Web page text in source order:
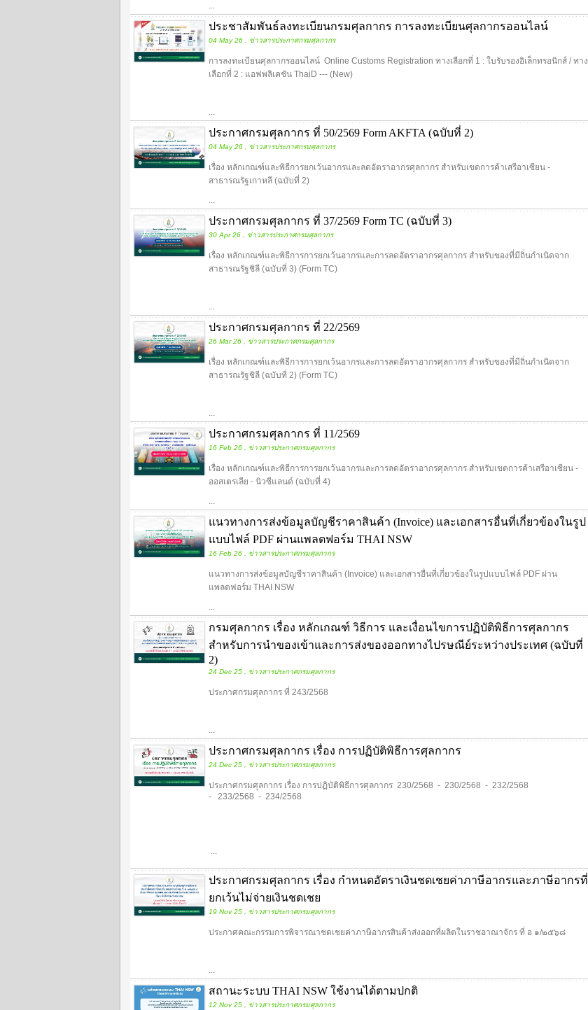
...
ประชาสัมพันธ์ลงทะเบียนกรมศุลกากร การลงทะเบียนศุลกากรออนไลน์
04 May 26 , ข่าวสารประกาศกรมศุลกากร
การลงทะเบียนศุลกากรออนไลน์ Online Customs Registration ทางเลือกที่ 1 : ใบรับรองอิเล็กทรอนิกส์ / ทาง
เลือกที่ 2 : แอฟพลิเคชัน ThaiD --- (New)
...
ประกาศกรมศุลกากร ที่ 50/2569 Form AKFTA (ฉบับที่ 2)
04 May 26 , ข่าวสารประกาศกรมศุลกากร
เรื่อง หลักเกณฑ์และพิธีการยกเว้นอากรและลดอัตราอากรศุลกากร สำหรับเขตการค้าเสรีอาเซียน -
สาธารณรัฐเกาหลี (ฉบับที่ 2)
...
ประกาศกรมศุลกากร ที่ 37/2569 Form TC (ฉบับที่ 3)
30 Apr 26 , ข่าวสารประกาศกรมศุลกากร
เรื่อง หลักเกณฑ์และพิธีการการยกเว้นอากรและการลดอัตราอากรศุลกากร สำหรับของที่มีถิ่นกำเนิดจาก
สาธารณรัฐชิลี (ฉบับที่ 3) (Form TC)
...
ประกาศกรมศุลกากร ที่ 22/2569
26 Mar 26 , ข่าวสารประกาศกรมศุลกากร
เรื่อง หลักเกณฑ์และพิธีการการยกเว้นอากรและการลดอัตราอากรศุลกากร สำหรับของที่มีถิ่นกำเนิดจาก
สาธารณรัฐชิลี (ฉบับที่ 2) (Form TC)
...
ประกาศกรมศุลกากร ที่ 11/2569
16 Feb 26 , ข่าวสารประกาศกรมศุลกากร
เรื่อง หลักเกณฑ์และพิธีการการยกเว้นอากรและการลดอัตราอากรศุลกากร สำหรับเขตการค้าเสรีอาเซียน -
ออสเตรเลีย - นิวซีแลนด์ (ฉบับที่ 4)
...
แนวทางการส่งข้อมูลบัญชีราคาสินค้า (Invoice) และเอกสารอื่นที่เกี่ยวข้องในรูป
แบบไฟล์ PDF ผ่านแพลตฟอร์ม THAI NSW
16 Feb 26 , ข่าวสารประกาศกรมศุลกากร
แนวทางการส่งข้อมูลบัญชีราคาสินค้า (Invoice) และเอกสารอื่นที่เกี่ยวข้องในรูปแบบไฟล์ PDF ผ่าน
แพลตฟอร์ม THAI NSW
...
กรมศุลกากร เรื่อง หลักเกณฑ์ วิธีการ และเงื่อนไขการปฏิบัติพิธีการศุลกากร
สำหรับการนำของเข้าและการส่งของออกทางไปรษณีย์ระหว่างประเทศ (ฉบับที่
2)
24 Dec 25 , ข่าวสารประกาศกรมศุลกากร
ประกาศกรมศุลกากร ที่ 243/2568
...
ประกาศกรมศุลกากร เรื่อง การปฏิบัติพิธีการศุลกากร
24 Dec 25 , ข่าวสารประกาศกรมศุลกากร
ประกาศกรมศุลกากร เรื่อง การปฏิบัติพิธีการศุลกากร 230/2568 - 230/2568 - 232/2568
- 233/2568 - 234/2568
...
ประกาศกรมศุลกากร เรื่อง กำหนดอัตราเงินชดเชยค่าภาษีอากรและภาษีอากรที่
ยกเว้นไม่จ่ายเงินชดเชย
19 Nov 25 , ข่าวสารประกาศกรมศุลกากร
ประกาศคณะกรรมการพิจารณาชดเชยค่าภาษีอากรสินค้าส่งออกที่ผลิตในราชอาณาจักร ที่ อ ๑/๒๕๖๘
...
สถานะระบบ THAI NSW ใช้งานได้ตามปกติ
12 Nov 25 , ข่าวสารประกาศกรมศุลกากร